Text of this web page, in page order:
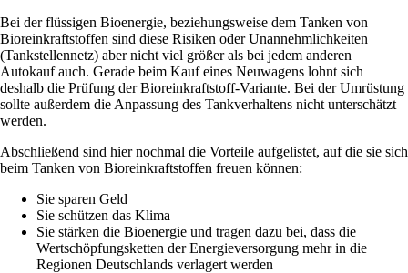
Bei der flüssigen Bioenergie, beziehungsweise dem Tanken von
Bioreinkraftstoffen sind diese Risiken oder Unannehmlichkeiten
(Tankstellennetz) aber nicht viel größer als bei jedem anderen
Autokauf auch. Gerade beim Kauf eines Neuwagens lohnt sich
deshalb die Prüfung der Bioreinkraftstoff-Variante. Bei der Umrüstung
sollte außerdem die Anpassung des Tankverhaltens nicht unterschätzt
werden.
Abschließend sind hier nochmal die Vorteile aufgelistet, auf die sie sich
beim Tanken von Bioreinkraftstoffen freuen können:
Sie sparen Geld
Sie schützen das Klima
Sie stärken die Bioenergie und tragen dazu bei, dass die
Wertschöpfungsketten der Energieversorgung mehr in die
Regionen Deutschlands verlagert werden